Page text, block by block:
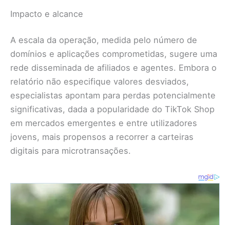
Impacto e alcance
A escala da operação, medida pelo número de
domínios e aplicações comprometidas, sugere uma
rede disseminada de afiliados e agentes. Embora o
relatório não especifique valores desviados,
especialistas apontam para perdas potencialmente
significativas, dada a popularidade do TikTok Shop
em mercados emergentes e entre utilizadores
jovens, mais propensos a recorrer a carteiras
digitais para microtransações.